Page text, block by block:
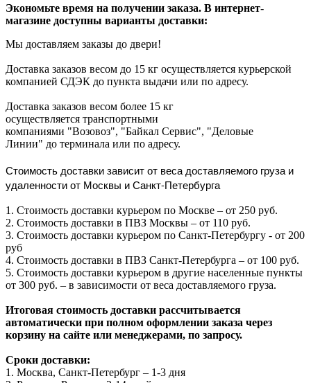
Экономьте время на получении заказа. В интернет-
магазине доступны варианты доставки:
Мы доставляем заказы до двери!
Доставка заказов весом до 15 кг осуществляется курьерской
компанией СДЭК до пункта выдачи или по адресу.
Доставка заказов весом более 15 кг
осуществляется транспортными
компаниями "Возовоз", "Байкал Сервис", "Деловые
Линии" до терминала или по адресу.
Стоимость доставки зависит от веса доставляемого груза и
удаленности от Москвы и Санкт-Петербурга
1. Стоимость доставки курьером по Москве – от 250 руб.
2. Стоимость доставки в ПВЗ Москвы – от 110 руб.
3. Стоимость доставки курьером по Санкт-Петербургу - от 200
руб
4. Стоимость доставки в ПВЗ Санкт-Петербурга – от 100 руб.
5. Стоимость доставки курьером в другие населенные пункты
от 300 руб. – в зависимости от веса доставляемого груза.
Итоговая стоимость доставки рассчитывается
автоматически при полном оформлении заказа через
корзину на сайте или менеджерами, по запросу.
Сроки доставки:
1. Москва, Санкт-Петербург – 1-3 дня